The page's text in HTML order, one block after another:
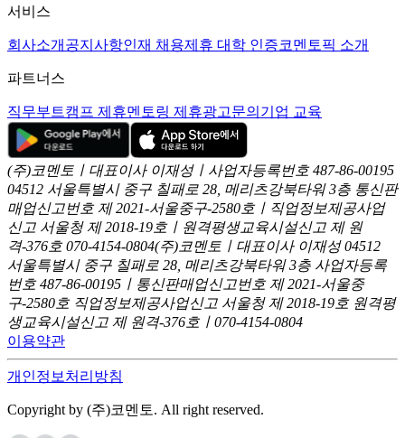
서비스
회사소개 공지사항인재 채용제휴 대학 인증코멘토픽 소개
파트너스
직무부트캠프 제휴멘토링 제휴광고문의 기업 교육
(주)코멘토ㅣ대표이사 이재성ㅣ사업자등록번호 487-86-00195
04512 서울특별시 중구 칠패로 28, 메리츠강북타워 3층 통신판
매업신고번호 제 2021-서울중구-2580호ㅣ직업정보제공사업
신고 서울청 제 2018-19호ㅣ원격평생교육시설신고 제 원
격-376호 070-4154-0804(주)코멘토ㅣ대표이사 이재성 04512
서울특별시 중구 칠패로 28, 메리츠강북타워 3층 사업자등록
번호 487-86-00195ㅣ통신판매업신고번호 제 2021-서울중
구-2580호 직업정보제공사업신고 서울청 제 2018-19호 원격평
생교육시설신고 제 원격-376호ㅣ070-4154-0804
이용약관
개인정보처리방침
Copyright by (주)코멘토. All right reserved.